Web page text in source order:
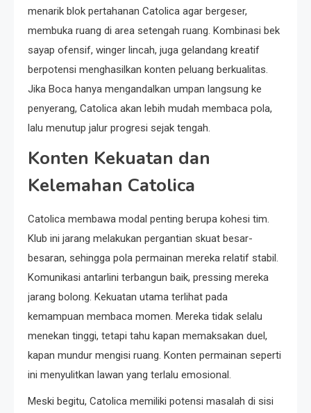
menarik blok pertahanan Catolica agar bergeser,
membuka ruang di area setengah ruang. Kombinasi bek
sayap ofensif, winger lincah, juga gelandang kreatif
berpotensi menghasilkan konten peluang berkualitas.
Jika Boca hanya mengandalkan umpan langsung ke
penyerang, Catolica akan lebih mudah membaca pola,
lalu menutup jalur progresi sejak tengah.
Konten Kekuatan dan
Kelemahan Catolica
Catolica membawa modal penting berupa kohesi tim.
Klub ini jarang melakukan pergantian skuat besar-
besaran, sehingga pola permainan mereka relatif stabil.
Komunikasi antarlini terbangun baik, pressing mereka
jarang bolong. Kekuatan utama terlihat pada
kemampuan membaca momen. Mereka tidak selalu
menekan tinggi, tetapi tahu kapan memaksakan duel,
kapan mundur mengisi ruang. Konten permainan seperti
ini menyulitkan lawan yang terlalu emosional.
Meski begitu, Catolica memiliki potensi masalah di sisi